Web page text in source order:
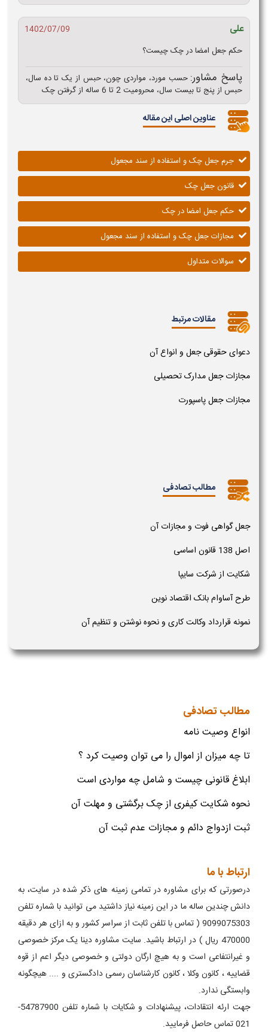
علی
1402/07/09
حکم جعل امضا در چک چیست؟
پاسخ مشاور: حسب مورد، مواردی چون، حبس از یک تا ده سال،
حبس از پنج تا‌ بیست سال، محرومیت 2 تا 6 ساله از گرفتن چک
عناوین اصلی این مقاله
جرم جعل چک و استفاده از سند مجعول
قانون جعل چک
حکم جعل امضا در چک
مجازات جعل چک و استفاده از سند مجعول
سوالات متداول
مقالات مرتبط
دعوای حقوقی جعل و انواع آن
مجازات جعل مدارک تحصیلی
مجازات جعل پاسپورت
مطالب تصادفی
جعل گواهی فوت و مجازات آن
اصل 138 قانون اساسی
شکایت از شرکت سایپا
طرح آساوام بانک اقتصاد نوین
نمونه قرارداد وکالت کاری و نحوه نوشتن و تنظیم آن
مطالب تصادفی
انواع وصیت نامه
تا چه میزان از اموال را می توان وصیت کرد ؟
ابلاغ قانونی چیست و شامل چه مواردی است
نحوه شکایت کیفری از چک برگشتی و مهلت آن
ثبت ازدواج دائم و مجازات عدم ثبت آن
ارتباط با ما
درصورتی که برای مشاوره در تمامی زمینه های ذکر شده در سایت، به
دانش چندین ساله ما در این زمینه نیاز داشتید می توانید با شماره تلفن
9099075303 ( تماس با تلفن ثابت از سراسر کشور و به ازای هر دقیقه
470000 ریال ) در ارتباط باشید. سایت مشاوره دینا یک مرکز خصوصی
و غیرانتفاعی است و به هیچ ارگان دولتی و خصوصی دیگر اعم از قوه
قضاییه ، کانون وکلا ، کانون کارشناسان رسمی دادگستری و .... هیچگونه
وابستگی ندارد.
جهت ارئه انتقادات، پیشنهادات و شکایات با شماره تلفن 54787900-
021 تماس حاصل فرمایید.